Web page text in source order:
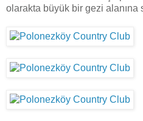
olarakta büyük bir gezi alanına